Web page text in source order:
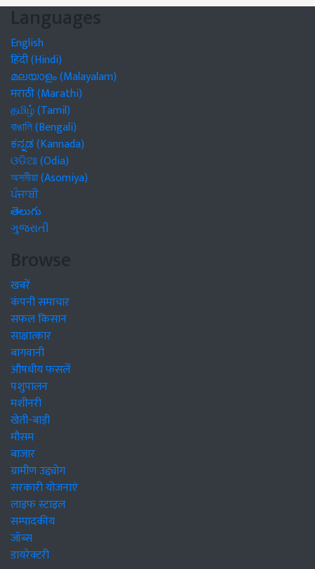
Languages
English
हिंदी (Hindi)
മലയാളം (Malayalam)
मराठी (Marathi)
தமிழ் (Tamil)
বাঙালি (Bengali)
ಕನ್ನಡ (Kannada)
ଓଡିଆ (Odia)
অসমীয়া (Asomiya)
ਪੰਜਾਬੀ
తెలుగు
ગુજરાતી
Browse
खबरें
कंपनी समाचार
सफल किसान
साक्षात्कार
बागवानी
औषधीय फसलें
पशुपालन
मशीनरी
खेती-बाड़ी
मौसम
बाजार
ग्रामीण उद्द्योग
सरकारी योजनाएं
लाइफ स्टाइल
सम्पादकीय
जॉब्स
डायरेक्टरी